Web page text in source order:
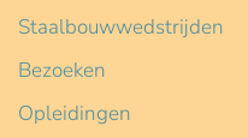
Staalbouwwedstrijden
Bezoeken
Opleidingen